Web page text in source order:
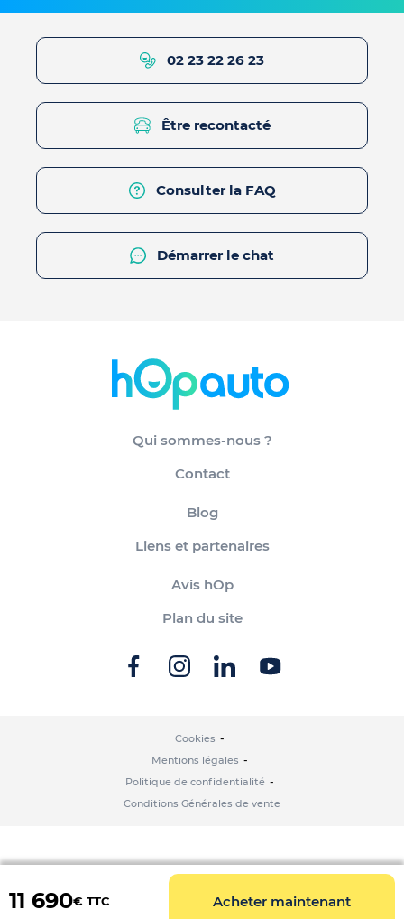
11 690€ TTC Acheter maintenant
02 23 22 26 23
Être recontacté
Consulter la FAQ
Démarrer le chat
Qui sommes-nous ?
Contact
Blog
Liens et partenaires
Avis hOp
Plan du site
Cookies
Mentions légales
Politique de confidentialité
Conditions Générales de vente